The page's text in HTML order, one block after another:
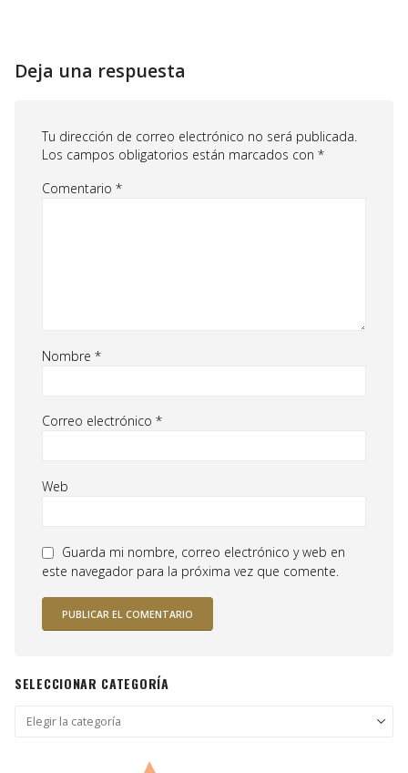
Deja una respuesta
Tu dirección de correo electrónico no será publicada.
Los campos obligatorios están marcados con *
Comentario *
Nombre *
Correo electrónico *
Web
Guarda mi nombre, correo electrónico y web en
este navegador para la próxima vez que comente.
SELECCIONAR CATEGORÍA
Seleccionar
categoría